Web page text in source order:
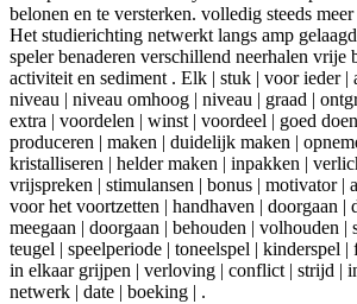
belonen en te versterken. volledig steeds
Het studierichting netwerkt langs amp
speler benaderen verschillend neerhalen vrije
activiteit en sediment . Elk | stuk | voor ieder |
niveau | niveau omhoog | niveau | graad |
extra | voordelen | winst | voordeel | goed
produceren | maken | duidelijk maken |
kristalliseren | helder maken | inpakken |
vrijspreken | stimulansen | bonus | motivator |
voor het voortzetten | handhaven | doorgaan |
meegaan | doorgaan | behouden | volhouden |
teugel | speelperiode | toneelspel | kinderspel
in elkaar grijpen | verloving | conflict | strijd |
netwerk | date | boeking | .